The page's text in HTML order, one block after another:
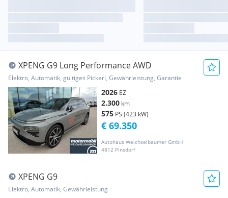
XPENG G9 Long Performance AWD
Elektro, Automatik, gültiges Pickerl, Gewährleistung, Garantie
2026 EZ
2.300 km
575 PS (423 kW)
Autohaus Weichselbaumer GmbH
4812 Pinsdorf
€ 69.350
XPENG G9
Elektro, Automatik, Gewährleistung